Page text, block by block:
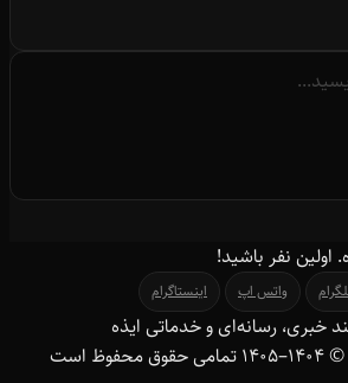
نفر باشید!
واتس اپ اینستاگرام
خبری، رسانه‌ای و خدماتی ایذه
© ۱۴۰۴–1405 تمامی حقوق محفوظ است